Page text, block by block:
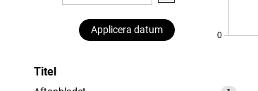
Applicera datum
0
Titel